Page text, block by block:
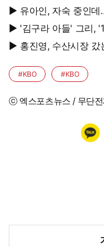
▶ 유아인, 자숙 중인
▶ '김구라 아들' 그리, '17억 빚' 친엄마 홀로 챙겼다…"나밖에
없어, 연락 꾸준히 하는
▶ 홍진영, 수산시장 갔는데 몸매만 보이네…볼륨 라인 '시선
강탈'
#KBO #KBO
ⓒ 엑스포츠뉴스 / 무단